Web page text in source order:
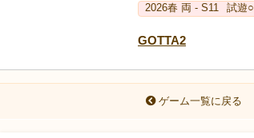
2026春 両 - S11 試遊○
GOTTA2
ゲーム一覧に戻る